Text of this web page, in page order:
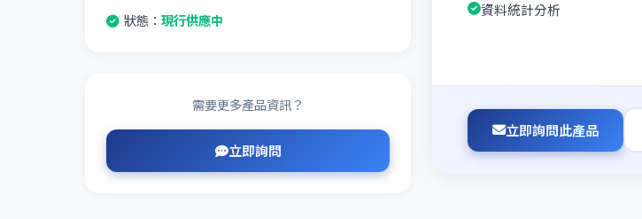
狀態： 現行供應中
需要更多產品資訊？
立即詢問
資料統計分析
立即詢問此產品